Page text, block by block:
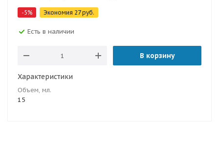
-5% Экономия 27руб.
Есть в наличии
В корзину
Характеристики
Объем, мл.
15